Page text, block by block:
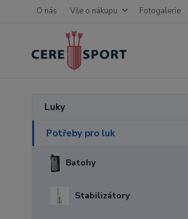
O nás Vše o nákupu Fotogalerie
Luky
Potřeby pro luk
Batohy
Stabilizátory